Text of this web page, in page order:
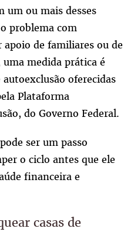
um ou mais desses
problema com
apoio de familiares ou de
medida prática é
oferecidas
Plataforma
do Governo Federal.
ser um passo
o ciclo antes que ele
financeira e
casas de